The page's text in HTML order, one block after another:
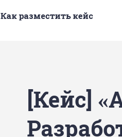
Как разместить кейс
[Кейс]